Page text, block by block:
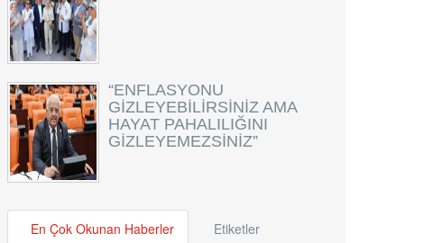
“ENFLASYONU
GİZLEYEBİLİRSİNİZ AMA
HAYAT PAHALILIĞINI
GİZLEYEMEZSİNİZ”
En Çok Okunan Haberler Etiketler